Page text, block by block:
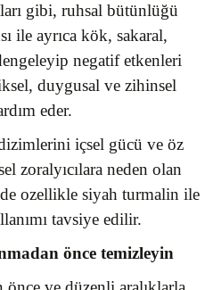
gibi, ruhsal bütünlüğü
ile ayrıca kök, sakaral,
negatif etkenleri
duygusal ve zihinsel
eder.
içsel gücü ve öz
zoralyıcılara neden olan
ozellikle siyah turmalin ile
tavsiye edilir.
önce temizleyin